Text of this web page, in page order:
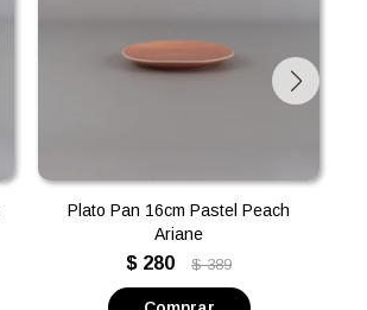
Plato Pan 16cm Pastel Peach
Ariane
$ 280 $ 389